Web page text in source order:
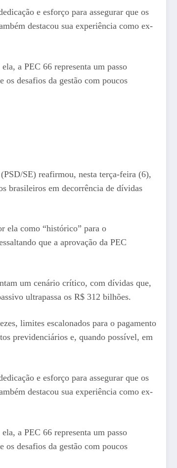
e esforço para assegurar que os
destacou sua experiência como ex-
a PEC 66 representa um passo
desafios da gestão com poucos
SE) reafirmou, nesta terça-feira (6),
brasileiros em decorrência de dívidas
ela como “histórico” para o
que a aprovação da PEC
um cenário crítico, com dívidas que,
ultrapassa os R$ 312 bilhões.
limites escalonados para o pagamento
previdenciários e, quando possível, em
e esforço para assegurar que os
destacou sua experiência como ex-
a PEC 66 representa um passo
desafios da gestão com poucos